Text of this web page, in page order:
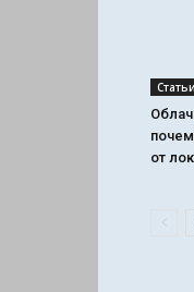
Статьи
от